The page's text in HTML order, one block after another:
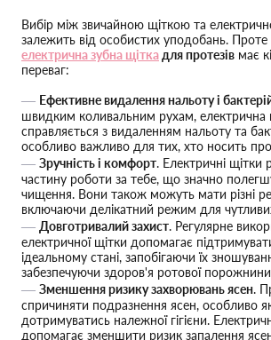
Вибір між звичайною щіткою та
залежить від особистих уподобань. Проте
електрична зубна щітка для протезів має
переваг:
Ефективне видалення нальоту і
швидким коливальним рухам, електрична
справляється з видаленням нальоту та
особливо важливо для тих, хто носить
Зручність і комфорт. Електричні щітки
частину роботи за тебе, що значно
чищення. Вони також можуть мати різні
включаючи делікатний режим для
Довготривалий захист. Регулярне
електричної щітки допомагає
ідеальному стані, запобігаючи їх
забезпечуючи здоров'я ротової
Зменшення ризику захворювань ясен.
спричиняти подразнення ясен, особливо
дотримуватись належної гігієни.
допомагає зменшити ризик запалення